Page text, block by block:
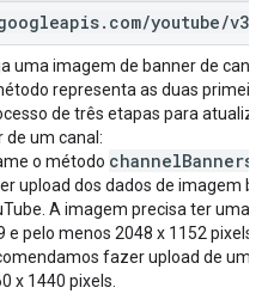
. com/youtube/v3
uma imagem de banner de canal
representa as duas
de três etapas para
de um canal:
o método
upload dos dados de imagem
A imagem precisa ter uma
e pelo menos 2048 x 1152 pixels.
fazer upload de uma
x 1440 pixels.